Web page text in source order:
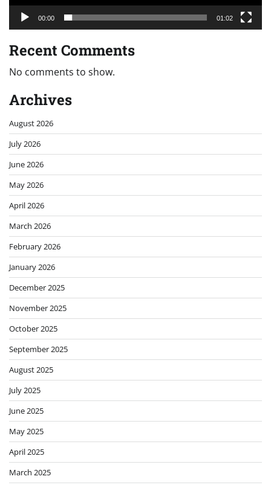
00:00 01:02
Recent Comments
No comments to show.
Archives
August 2026
July 2026
June 2026
May 2026
April 2026
March 2026
February 2026
January 2026
December 2025
November 2025
October 2025
September 2025
August 2025
July 2025
June 2025
May 2025
April 2025
March 2025